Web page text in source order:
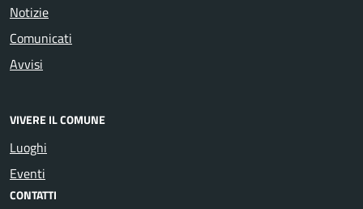
Notizie
Comunicati
Avvisi
VIVERE IL COMUNE
Luoghi
Eventi
CONTATTI